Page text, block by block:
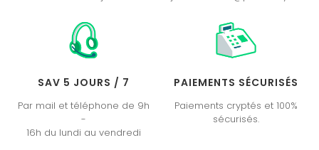
SAV 5 JOURS / 7
Par mail et téléphone de 9h
-
16h du lundi au vendredi
PAIEMENTS SÉCURISÉS
Paiements cryptés et 100%
sécurisés.